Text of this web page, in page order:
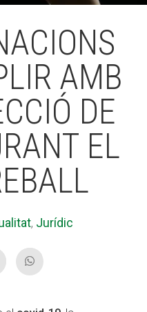
AMB
DE
EL
, Jurídic
I JOVES
SECTOR
I JOVES
SECTOR